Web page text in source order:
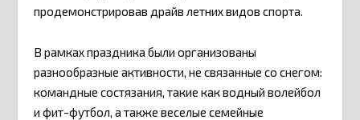
продемонстрировав драйв летних видов спорта.
В рамках праздника были организованы
разнообразные активности, не связанные со снегом:
командные состязания, такие как водный волейбол
и фит-футбол, а также веселые семейные